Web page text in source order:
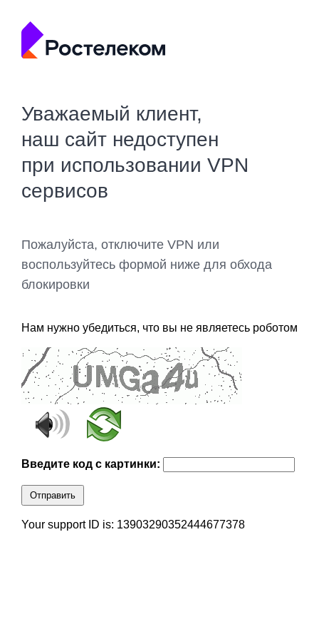
Уважаемый клиент,
наш сайт недоступен
при использовании VPN
сервисов
Пожалуйста, отключите VPN или
воспользуйтесь формой ниже для обхода
блокировки
Нам нужно убедиться, что вы не являетесь роботом
Введите код с картинки:
Отправить
Your support ID is: 13903290352444677378